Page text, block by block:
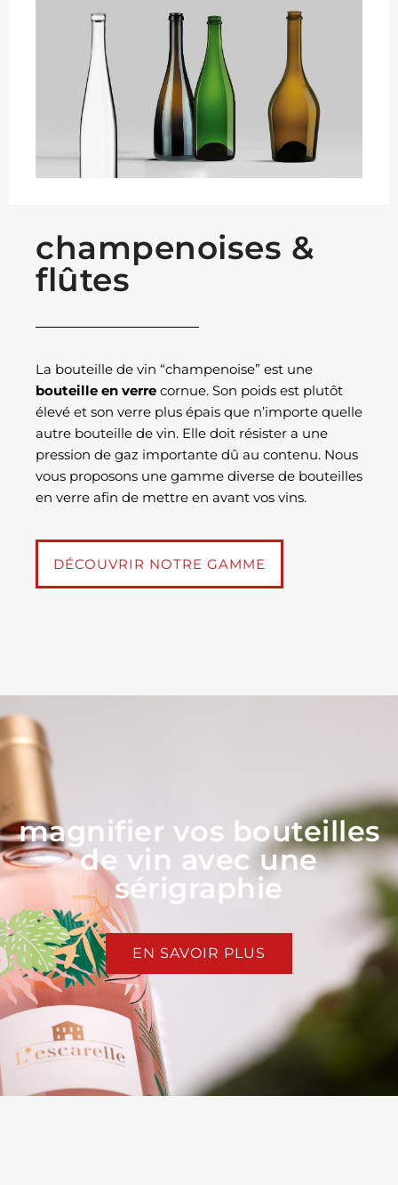
champenoises &
flûtes
La bouteille de vin “champenoise” est une
bouteille en verre cornue. Son poids est plutôt
élevé et son verre plus épais que n’importe quelle
autre bouteille de vin. Elle doit résister a une
pression de gaz importante dû au contenu. Nous
vous proposons une gamme diverse de bouteilles
en verre afin de mettre en avant vos vins.
DÉCOUVRIR NOTRE GAMME
magnifier vos bouteilles
de vin avec une
sérigraphie
EN SAVOIR PLUS